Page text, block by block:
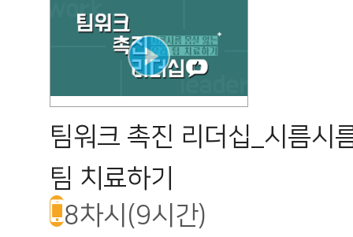
팀워크 촉진 리더십_시름시
팀 치료하기
8차시(9시간)